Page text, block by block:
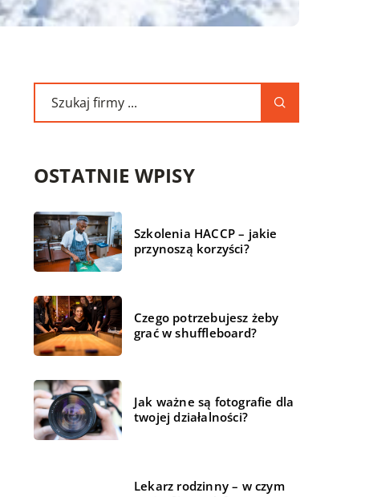
OSTATNIE WPISY
Szkolenia HACCP – jakie
przynoszą korzyści?
Czego potrzebujesz żeby
grać w shuffleboard?
Jak ważne są fotografie dla
twojej działalności?
Lekarz rodzinny – w czym